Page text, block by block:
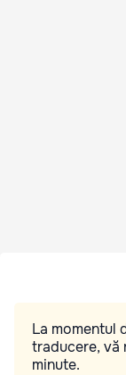
La momentul
traducere, vă
minute.